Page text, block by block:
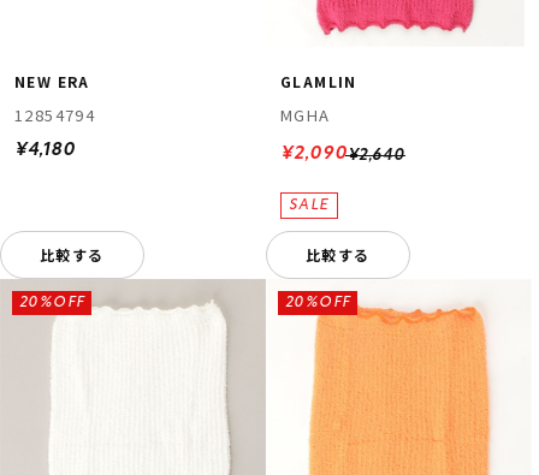
NEW ERA
12854794
¥4,180
比較する
GLAMLIN
MGHA
¥2,640
¥2,090
比較する
20%OFF 20%OFF